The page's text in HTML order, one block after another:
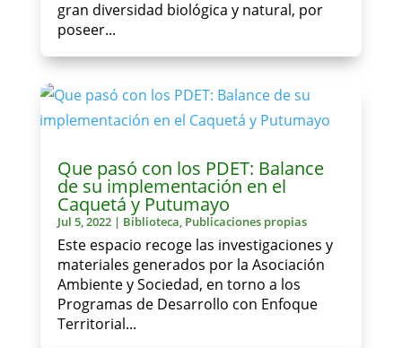
gran diversidad biológica y natural, por
poseer...
Que pasó con los PDET: Balance
de su implementación en el
Caquetá y Putumayo
Jul 5, 2022| Biblioteca, Publicaciones propias
Este espacio recoge las investigaciones y
materiales generados por la Asociación
Ambiente y Sociedad, en torno a los
Programas de Desarrollo con Enfoque
Territorial...